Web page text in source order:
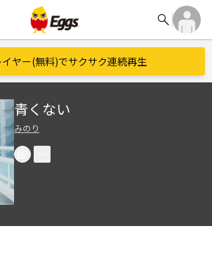
search
ヤー(無料)でサクサク連続再生
青くない
みのり